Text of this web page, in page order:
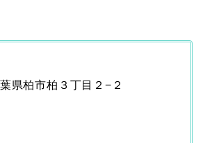
県柏市柏３丁目２−２